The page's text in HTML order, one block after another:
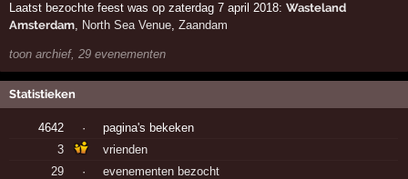
Laatst bezochte feest was op zaterdag 7 april 2018:Wasteland
Amsterdam, North Sea Venue,Zaandam
toon archief, 29 evenementen
Statistieken
4642 ·
pagina's bekeken
3
vrienden
29
·
evenementen bezocht